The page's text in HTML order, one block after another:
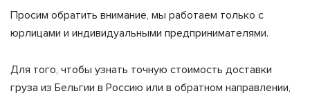
Просим обратить внимание, мы работаем только с
юрлицами и индивидуальными предпринимателями.
Для того, чтобы узнать точную стоимость доставки
груза из Бельгии в Россию или в обратном направлении,